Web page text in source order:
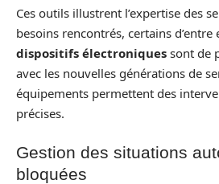
Ces outils illustrent l’expertise des
besoins rencontrés, certains d’entre
dispositifs électroniques sont de
avec les nouvelles générations de
équipements permettent des
précises.
Gestion des situations
bloquées